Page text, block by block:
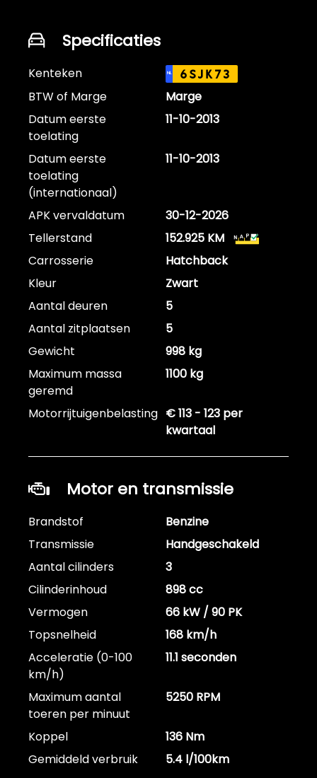
Specificaties
Kenteken NL 6SJK73
BTW of Marge
Marge
Datum eerste
toelating
11-10-2013
Datum eerste
toelating
(internationaal)
11-10-2013
APK vervaldatum
30-12-2026
Tellerstand
152.925 KM
Carrosserie
Hatchback
Kleur
Zwart
Aantal deuren
5
Aantal zitplaatsen
5
Gewicht
998 kg
Maximum massa
geremd
1100 kg
Motorrijtuigenbelasting € 113 - 123 per
kwartaal
Motor en transmissie
Brandstof
Benzine
Transmissie
Handgeschakeld
Aantal cilinders
3
Cilinderinhoud
898 cc
Vermogen
66 kW / 90 PK
Topsnelheid
168 km/h
Acceleratie (0-100
km/h)
11.1 seconden
Maximum aantal
toeren per minuut
5250 RPM
Koppel
136 Nm
Gemiddeld verbruik
5.4 l/100km